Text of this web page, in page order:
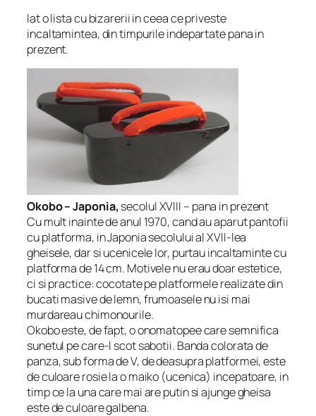
Iat o lista cu bizarerii in ceea ce priveste
incaltamintea, din timpurile indepartate pana in
prezent.
Okobo – Japonia, secolul XVIII – pana in prezent
Cu mult inainte de anul 1970, cand au aparut pantofii
cu platforma, in Japonia secolului al XVII-lea
gheisele, dar si ucenicele lor, purtau incaltaminte cu
platforma de 14 cm. Motivele nu erau doar estetice,
ci si practice: cocotate pe platformele realizate din
bucati masive de lemn, frumoasele nu isi mai
murdareau chimonourile.
Okobo este, de fapt, o onomatopee care semnifica
sunetul pe care-l scot sabotii. Banda colorata de
panza, sub forma de V, de deasupra platformei, este
de culoare rosie la o maiko (ucenica) incepatoare, in
timp ce la una care mai are putin si ajunge gheisa
este de culoare galbena.